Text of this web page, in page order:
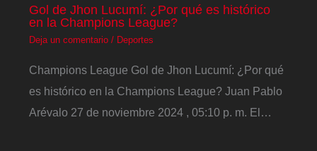
Gol de Jhon Lucumí: ¿Por qué es histórico
en la Champions League?
Deja un comentario / Deportes
Champions League Gol de Jhon Lucumí: ¿Por qué
es histórico en la Champions League? Juan Pablo
Arévalo 27 de noviembre 2024 , 05:10 p. m. El…